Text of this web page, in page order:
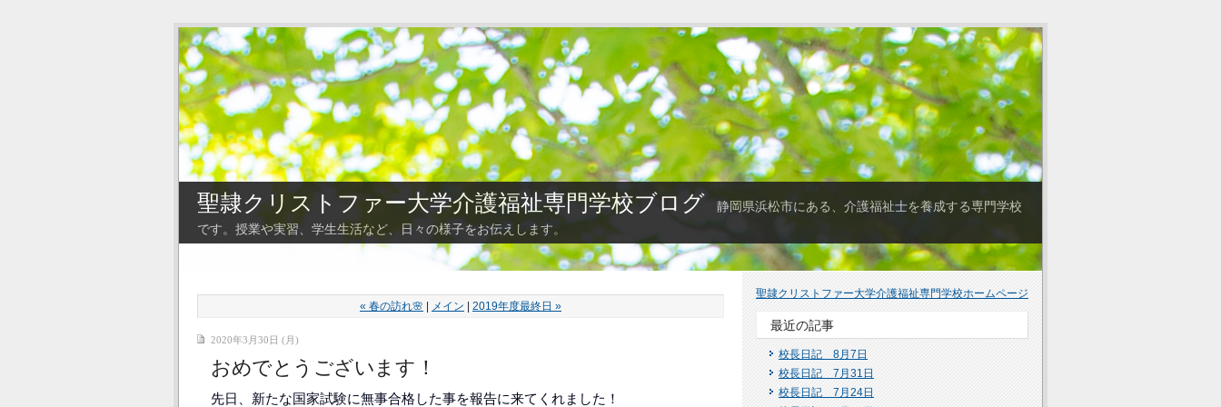
聖隷クリストファー大学介護福祉専門学校ブログ
静岡県浜松市にある、介護福祉士を養成する専門学校
です。授業や実習、学生生活など、日々の様子をお伝えします。
« 春の訪れ🌸 メイン 2019年度最終日 »
2020年3月30日 (月)
おめでとうございます！
先日、新たな国家試験に無事合格した事を報告に来てくれました！
聖隷クリストファー大学介護福祉専門学校ホームページ
最近の記事
校長日記 8月7日
校長日記 7月31日
校長日記 7月24日